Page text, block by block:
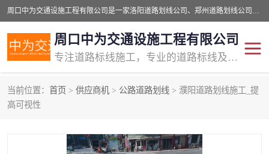
周口中为交通设施工程有限公司是一家洛阳道路划线公司、郑州道路划线公司、平顶山道路车位划线公司、开封车位划线公司、许昌道路车位划线公司、漯河道路车位划线公司，公司始终坚持“诚信、匠心、专注”的宗旨；我们的经营理念是：的服务。
周口中为交通设施工程有限公司
专注道路标线施工，专业的道路标线及交通设施施工服务商!
当前位置： 首页 > 供应商机 > 公路道路划线 > 濮阳道路划线施工_提
高可视性
交通道路标线
道路标线划线 马路标线